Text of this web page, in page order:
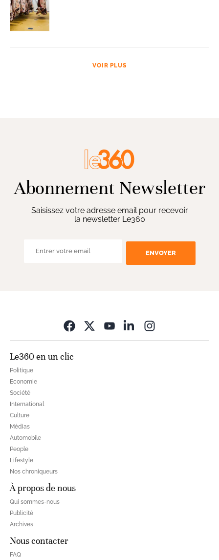
VOIR PLUS
Abonnement Newsletter
Saisissez votre adresse email pour recevoir
la newsletter Le360
ENVOYER
Le360 en un clic
Politique
Economie
Société
International
Culture
Médias
Automobile
People
Lifestyle
Nos chroniqueurs
À propos de nous
Qui sommes-nous
Publicité
Archives
Nous contacter
FAQ